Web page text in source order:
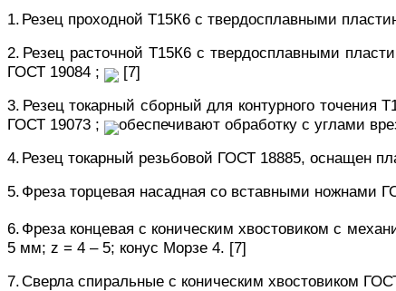
1. Резец проходной Т15К6 с твердосплавными
2. Резец расточной Т15К6 с твердосплавными
ГОСТ 19084 ;
[7]
3. Резец токарный сборный для контурного
ГОСТ 19073 ;
обеспечивают обработку с углами
4. Резец токарный резьбовой ГОСТ 18885, оснащен
5. Фреза торцевая насадная со вставными ножнами
6. Фреза концевая с коническим хвостовиком с
5 мм; z = 4 – 5; конус Морзе 4. [7]
7.Сверла спиральные с коническим хвостовиком